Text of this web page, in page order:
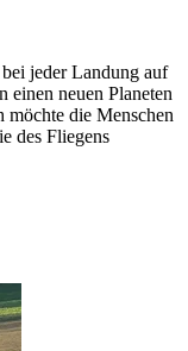
jeder Landung auf
einen neuen Planeten
die Menschen
des Fliegens